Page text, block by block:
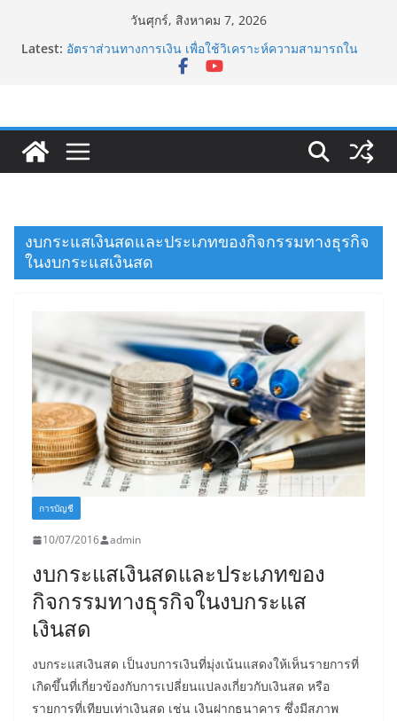
วันศุกร์, สิงหาคม 7, 2026
Latest: อัตราส่วนทางการเงิน เพื่อใช้วิเคราะห์ความสามารถใน
การทำกำไร (Profitability Ratios)
งบกระแสเงินสดและประเภทของกิจกรรมทางธุรกิจ
ในงบกระแสเงินสด
การบัญชี
10/07/2016 admin
งบกระแสเงินสดและประเภทของ
กิจกรรมทางธุรกิจในงบกระแส
เงินสด
งบกระแสเงินสด เป็นงบการเงินที่มุ่งเน้นแสดงให้เห็นรายการที่
เกิดขึ้นที่เกี่ยวข้องกับการเปลี่ยนแปลงเกี่ยวกับเงินสด หรือ
รายการที่เทียบเท่าเงินสด เช่น เงินฝากธนาคาร ซึ่งมีสภาพ